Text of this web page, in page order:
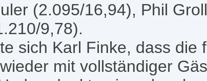
(2.095/16,94), Phil
9,78).
sich Karl Finke, dass die
mit vollständiger